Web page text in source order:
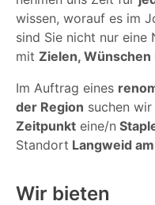
wissen, worauf es im
sind Sie nicht nur eine
mit Zielen, Wünschen
Im Auftrag eines
der Region suchen wir
Zeitpunkt eine/n
Standort Langweid
Wir bieten